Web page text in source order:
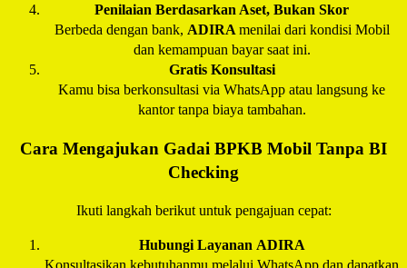
Penilaian Berdasarkan Aset, Bukan Skor
Berbeda dengan bank, ADIRA menilai dari kondisi Mobil
dan kemampuan bayar saat ini.
Gratis Konsultasi
Kamu bisa berkonsultasi via WhatsApp atau langsung ke
kantor tanpa biaya tambahan.
Cara Mengajukan Gadai BPKB Mobil Tanpa BI
Checking
Ikuti langkah berikut untuk pengajuan cepat:
Hubungi Layanan ADIRA